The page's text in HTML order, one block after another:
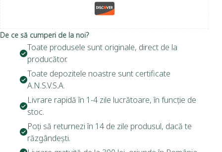
De ce să cumperi de la noi?
Toate produsele sunt originale, direct de la
producător.
Toate depozitele noastre sunt certificate
A.N.S.V.S.A.
Livrare rapidă în 1-4 zile lucrătoare, în funcție de
stoc.
Poți să returnezi în 14 de zile produsul, dacă te
răzgândești.